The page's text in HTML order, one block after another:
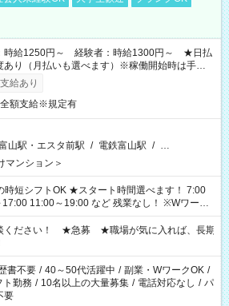
時給1250円～ 経験者：時給1300円～ ★日払
あり（月払いも選べます）※稼働開始時は手続き
払いとなります。
給あり
額支給※規定有
山駅・エスタ前駅 / 電鉄富山駅 / …
マンション＞
スタート時間選べます！ 7:00
11:00～19:00 など 残業なし！ ※Wワーク
仕事と合わせ週40時間超の就業はご案内できま
づき、週20時間以上勤務は社会保険への加入対
働者派遣法（日雇い派遣の原則禁止）によ
期間の就業はご案内が難しい場合があります
ください！ ★急募 ★職場が気に入れば、長期
書不要 / 40～50代活躍中 / 副業・WワークOK /
ト勤務 / 10名以上の大量募集 / 電話対応なし / パ
要